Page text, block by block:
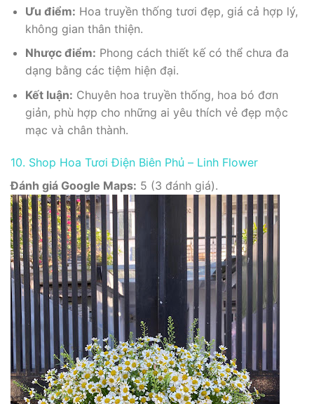
Ưu điểm: Hoa truyền thống tươi đẹp, giá cả hợp lý,
không gian thân thiện.
Nhược điểm: Phong cách thiết kế có thể chưa đa
dạng bằng các tiệm hiện đại.
Kết luận: Chuyên hoa truyền thống, hoa bó đơn
giản, phù hợp cho những ai yêu thích vẻ đẹp mộc
mạc và chân thành.
10. Shop Hoa Tươi Điện Biên Phủ – Linh Flower
Đánh giá Google Maps: 5 (3 đánh giá).